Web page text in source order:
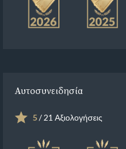
Αυτοσυνειδησία
5/ 21 Αξιολογήσεις